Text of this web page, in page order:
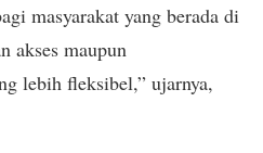
masyarakat yang berada di
akses maupun
lebih fleksibel,” ujarnya,